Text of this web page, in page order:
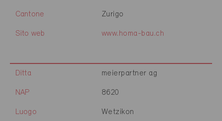
Cantone Zurigo
Sito web www.homa-bau.ch
Ditta meierpartner ag
NAP 8620
Luogo Wetzikon